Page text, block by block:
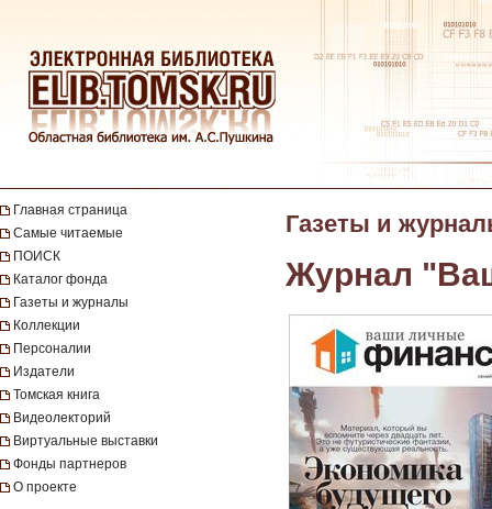
Главная страница
Самые читаемые
ПОИСК
Каталог фонда
Газеты и журналы
Коллекции
Персоналии
Издатели
Томская книга
Видеолекторий
Виртуальные выставки
Фонды партнеров
О проекте
Газеты и
Журнал